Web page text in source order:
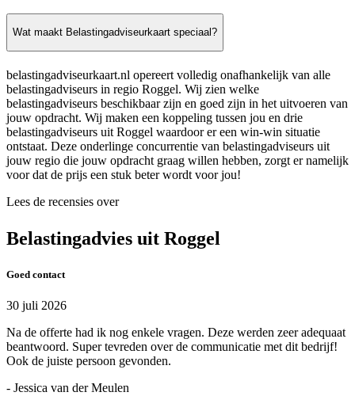
Wat maakt Belastingadviseurkaart speciaal?
belastingadviseurkaart.nl opereert volledig onafhankelijk van alle
belastingadviseurs in regio Roggel. Wij zien welke
belastingadviseurs beschikbaar zijn en goed zijn in het uitvoeren van
jouw opdracht. Wij maken een koppeling tussen jou en drie
belastingadviseurs uit Roggel waardoor er een win-win situatie
ontstaat. Deze onderlinge concurrentie van belastingadviseurs uit
jouw regio die jouw opdracht graag willen hebben, zorgt er namelijk
voor dat de prijs een stuk beter wordt voor jou!
Lees de recensies over
Belastingadvies uit Roggel
Goed contact
30 juli 2026
Na de offerte had ik nog enkele vragen. Deze werden zeer adequaat
beantwoord. Super tevreden over de communicatie met dit bedrijf!
Ook de juiste persoon gevonden.
- Jessica van der Meulen